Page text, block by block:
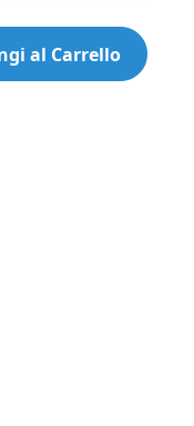
al Carrello